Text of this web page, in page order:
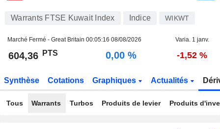
Warrants FTSE Kuwait Index Indice WIKWT
Marché Fermé - Great Britain 00:05:16 08/08/2026 Varia. 1 janv.
604,36 PTS 0,00 % -1,52 %
Synthèse Cotations Graphiques Actualités
Tous Warrants Turbos Produits de levier Produits